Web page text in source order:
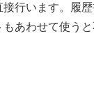
行います。履
あわせて使うと